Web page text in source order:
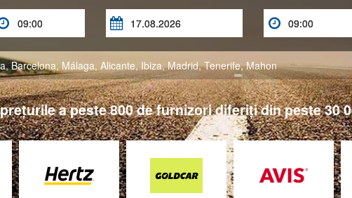
 
,Barcelona,Málaga, Alicante, Ibiza,Madrid,Tenerife,Mahon
a peste 800 de furnizori diferiţi din peste 30